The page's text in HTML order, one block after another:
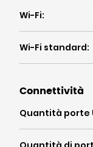
Wi-Fi:
Wi-Fi standard:
Connettività
Quantità porte